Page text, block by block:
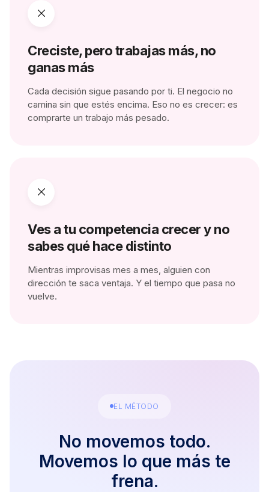
Creciste, pero trabajas más, no
ganas más
Cada decisión sigue pasando por ti. El negocio no
camina sin que estés encima. Eso no es crecer: es
comprarte un trabajo más pesado.
Ves a tu competencia crecer y no
sabes qué hace distinto
Mientras improvisas mes a mes, alguien con
dirección te saca ventaja. Y el tiempo que pasa no
vuelve.
EL MÉTODO
No movemos todo.
Movemos lo que más te
frena.